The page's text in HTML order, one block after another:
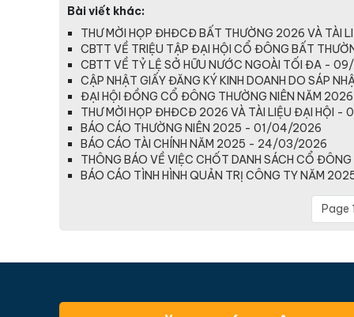
Bài viết khác:
THƯ MỜI HỌP ĐHĐCĐ BẤT THƯỜNG 2026 VÀ
CBTT VỀ TRIỆU TẬP ĐẠI HỘI CỔ ĐÔNG BẤT
CBTT VỀ TỶ LỆ SỞ HỮU NƯỚC NGOÀI TỐI ĐA -
CẬP NHẬT GIẤY ĐĂNG KÝ KINH DOANH DO SÁP
ĐẠI HỘI ĐỒNG CỔ ĐÔNG THƯỜNG NIÊN NĂM
THƯ MỜI HỌP ĐHĐCĐ 2026 VÀ TÀI LIỆU ĐẠI HỘI
BÁO CÁO THƯỜNG NIÊN 2025 - 01/04/2026
BÁO CÁO TÀI CHÍNH NĂM 2025 - 24/03/2026
THÔNG BÁO VỀ VIỆC CHỐT DANH SÁCH CỔ
BÁO CÁO TÌNH HÌNH QUẢN TRỊ CÔNG TY NĂM
Page